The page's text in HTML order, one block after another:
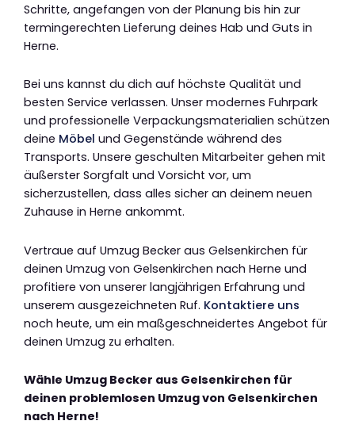
Schritte, angefangen von der Planung bis hin zur
termingerechten Lieferung deines Hab und Guts in
Herne.
Bei uns kannst du dich auf höchste Qualität und
besten Service verlassen. Unser modernes Fuhrpark
und professionelle Verpackungsmaterialien schützen
deine Möbel und Gegenstände während des
Transports. Unsere geschulten Mitarbeiter gehen mit
äußerster Sorgfalt und Vorsicht vor, um
sicherzustellen, dass alles sicher an deinem neuen
Zuhause in Herne ankommt.
Vertraue auf Umzug Becker aus Gelsenkirchen für
deinen Umzug von Gelsenkirchen nach Herne und
profitiere von unserer langjährigen Erfahrung und
unserem ausgezeichneten Ruf. Kontaktiere uns
noch heute, um ein maßgeschneidertes Angebot für
deinen Umzug zu erhalten.
Wähle Umzug Becker aus Gelsenkirchen für
deinen problemlosen Umzug von Gelsenkirchen
nach Herne!